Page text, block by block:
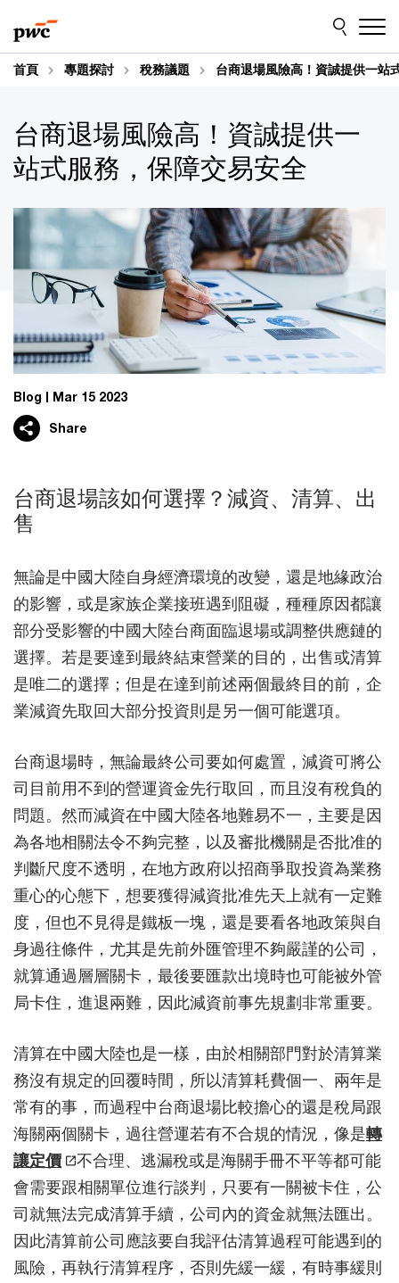
to
content
to
footer
首頁 專題探討 稅務議題 台商退場風險高！資誠提供一站
台商退場風險高！資誠提供一
站式服務，保障交易安全
Blog Mar 15 2023
Share
台商退場該如何選擇？減資、清算、出
售
無論是中國大陸自身經濟環境的改變，還是地緣政治
的影響，或是家族企業接班遇到阻礙，種種原因都讓
部分受影響的中國大陸台商面臨退場或調整供應鏈的
選擇。若是要達到最終結束營業的目的，出售或清算
是唯二的選擇；但是在達到前述兩個最終目的前，企
業減資先取回大部分投資則是另一個可能選項。
台商退場時，無論最終公司要如何處置，減資可將公
司目前用不到的營運資金先行取回，而且沒有稅負的
問題。然而減資在中國大陸各地難易不一，主要是因
為各地相關法令不夠完整，以及審批機關是否批准的
判斷尺度不透明，在地方政府以招商爭取投資為業務
重心的心態下，想要獲得減資批准先天上就有一定難
度，但也不見得是鐵板一塊，還是要看各地政策與自
身過往條件，尤其是先前外匯管理不夠嚴謹的公司，
就算通過層層關卡，最後要匯款出境時也可能被外管
局卡住，進退兩難，因此減資前事先規劃非常重要。
清算在中國大陸也是一樣，由於相關部門對於清算業
務沒有規定的回覆時間，所以清算耗費個一、兩年是
常有的事，而過程中台商退場比較擔心的還是稅局跟
海關兩個關卡，過往營運若有不合規的情況，像是轉
讓定價
不合理、逃漏稅或是海關手冊不平等都可能
會需要跟相關單位進行談判，只要有一關被卡住，公
司就無法完成清算手續，公司內的資金就無法匯出。
因此清算前公司應該要自我評估清算過程可能遇到的
風險，再執行清算程序，否則先緩一緩，有時事緩則